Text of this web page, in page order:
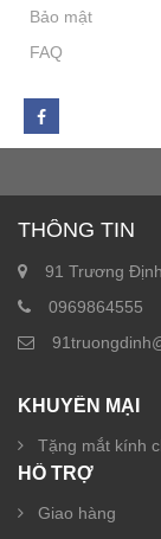
Bảo mật
FAQ
THÔNG TIN
91 Trương
0969864555
KHUYẾN MẠI
Tặng mắt kính
HỖ TRỢ
Giao hàng